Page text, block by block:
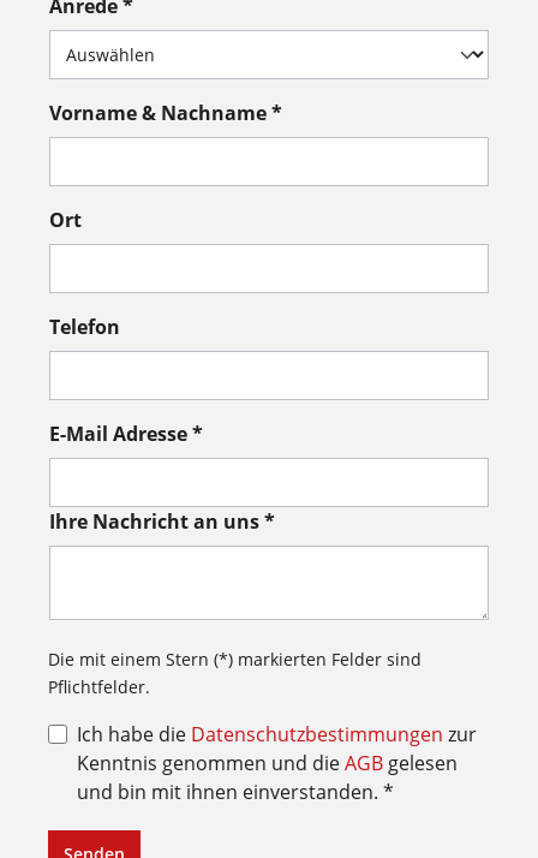
Anrede *
Vorname & Nachname *
Ort
Telefon
E-Mail Adresse *
Ihre Nachricht an uns *
Die mit einem Stern (*) markierten Felder sind
Pflichtfelder.
Ich habe die Datenschutzbestimmungen zur
Kenntnis genommen und dieAGB gelesen
und bin mit ihnen einverstanden. *
Senden